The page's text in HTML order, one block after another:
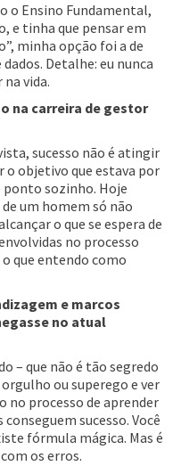
o Ensino Fundamental,
e tinha que pensar em
minha opção foi a de
Detalhe: eu nunca
vida.
na carreira de gestor
sucesso não é atingir
o objetivo que estava por
ponto sozinho. Hoje
um homem só não
o que se espera de
no processo
que entendo como
e marcos
no atual
– que não é tão segredo
ou superego e ver
no processo de aprender
sucesso. Você
fórmula mágica. Mas é
os erros.